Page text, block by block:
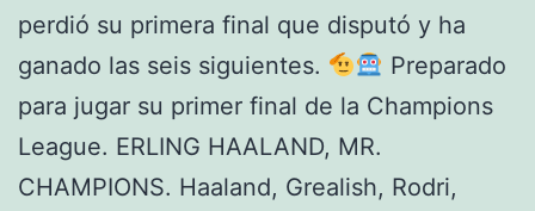
perdió su primera final que disputó y ha
ganado las seis siguientes.
Preparado
para jugar su primer final de la Champions
League. ERLING HAALAND, MR.
CHAMPIONS. Haaland, Grealish, Rodri,